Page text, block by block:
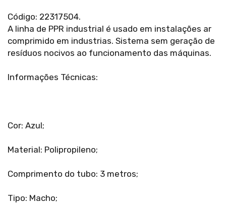
Código: 22317504.
A linha de PPR industrial é usado em instalações ar
comprimido em industrias. Sistema sem geração de
resíduos nocivos ao funcionamento das máquinas.
Informações Técnicas:
Cor: Azul;
Material: Polipropileno;
Comprimento do tubo: 3 metros;
Tipo: Macho;